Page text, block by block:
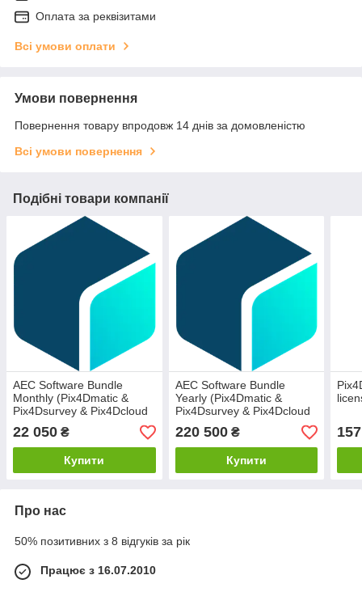
Оплата за реквізитами
Всі умови оплати
Умови повернення
Повернення товару впродовж 14 днів за домовленістю
Всі умови повернення
Подібні товари компанії
AEC Software Bundle
Monthly (Pix4Dmatic &
Pix4Dsurvey & Pix4Dcloud
Advanced) (1 device)
22 050 ₴
Купити
AEC Software Bundle
Yearly (Pix4Dmatic &
Pix4Dsurvey & Pix4Dcloud
Advanced) (1 device)
220 500₴
Купити
Про нас
50% позитивних з 8 відгуків за рік
Працює з 16.07.2010